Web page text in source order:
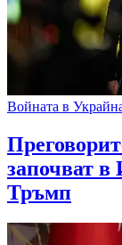
Войната в
започват в
Тръмп